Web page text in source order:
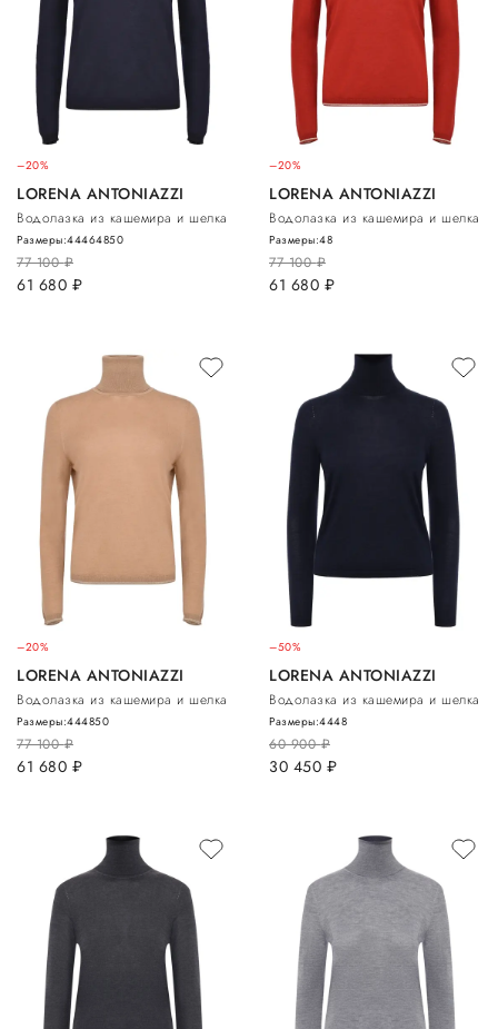
–20%
LORENA ANTONIAZZI
Водолазка из кашемира и шелка
77 100руб.
61 680 руб.
Размеры:44464850
–20%
LORENA ANTONIAZZI
Водолазка из кашемира и шелка
77 100руб.
61 680 руб.
Размеры:48
–20%
LORENA ANTONIAZZI
Водолазка из кашемира и шелка
77 100руб.
61 680 руб.
Размеры:444850
–50%
LORENA ANTONIAZZI
Водолазка из кашемира и шелка
60 900руб.
30 450 руб.
Размеры:4448